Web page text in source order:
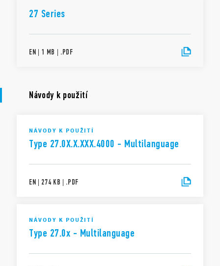
27 Series
EN | 1 MB | .PDF
Návody k použití
NÁVODY K POUŽITÍ
Type 27.0X.X.XXX.4000 - Multilanguage
EN | 274 KB | .PDF
NÁVODY K POUŽITÍ
Type 27.0x - Multilanguage